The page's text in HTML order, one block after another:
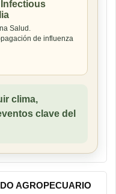
Salud.
de influenza
clima,
clave del
AGROPECUARIO